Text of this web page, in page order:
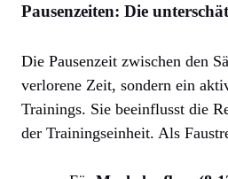
Pausenzeiten: Die
Die Pausenzeit zwischen den
verlorene Zeit, sondern ein
Trainings. Sie beeinflusst die
der Trainingseinheit. Als